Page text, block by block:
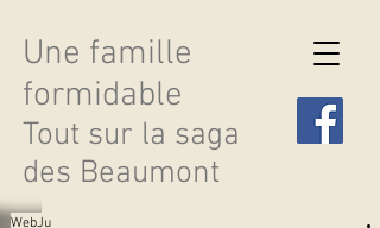
Une famille
formidable
Tout sur la saga
des Beaumont
WebJu